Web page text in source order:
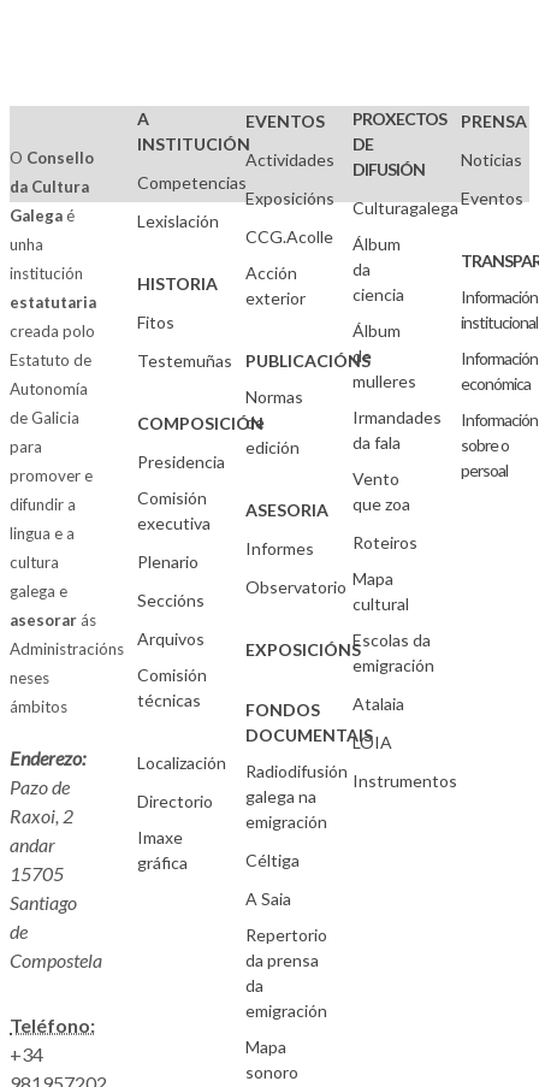
O Consello
da Cultura
Galegaé
unha
institución
estatutaria
creada polo
Estatuto de
Autonomía
de Galicia
para
promover e
difundir a
lingua e a
cultura
galega e
asesorarás
Administracións
neses
ámbitos
Enderezo:
Pazo de
Raxoi, 2
andar
15705
Santiago
de
Compostela
Teléfono:
+34
A
INSTITUCIÓN
Competencias
Lexislación
HISTORIA
Fitos
Testemuñas
COMPOSICIÓN
Presidencia
Comisión
executiva
Plenario
Seccións
Arquivos
Comisión
técnicas
Localización
Directorio
Imaxe
gráfica
EVENTOS
Actividades
Exposicións
CCG.Acolle
Acción
exterior
PUBLICACIÓNS
Normas
de
edición
ASESORIA
Informes
Observatorio
EXPOSICIÓNS
FONDOS
DOCUMENTAIS
Radiodifusión
galega na
emigración
Céltiga
A Saia
Repertorio
da prensa
da
emigración
Mapa
sonoro
PROXECTOS
DE
DIFUSIÓN
Culturagalega
Álbum
da
ciencia
Álbum
de
mulleres
Irmandades
da fala
Vento
que zoa
Roteiros
Mapa
cultural
Escolas da
emigración
Atalaia
LOIA
Instrumentos
PRENSA
Noticias
Eventos
Información
institucional
Información
económica
Información
sobre o
persoal